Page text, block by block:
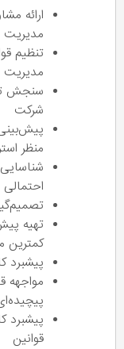
ارائه
مدیریت
تنظیم
مدیریت
سنجش
شرکت
منظر
احتمالی
تهیه
کمترین
پیشبرد
مواجهه
پیشبرد
قوانین